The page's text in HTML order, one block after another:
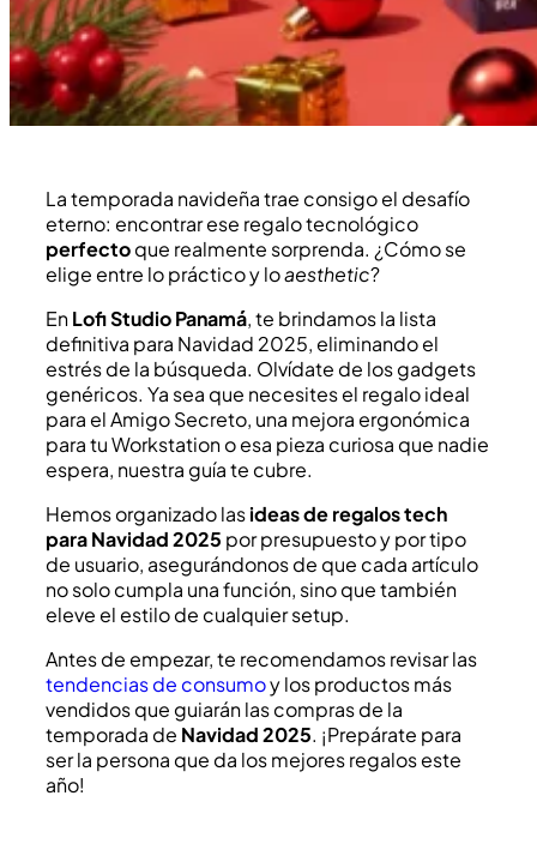
La temporada navideña trae consigo el desafío
eterno: encontrar ese regalo tecnológico
perfectoque realmente sorprenda. ¿Cómo se
elige entre lo práctico y loaesthetic?
EnLofi Studio Panamá, te brindamos la lista
definitiva para Navidad 2025, eliminando el
estrés de la búsqueda. Olvídate de los gadgets
genéricos. Ya sea que necesites el regalo ideal
para el Amigo Secreto, una mejora ergonómica
para tu Workstation o esa pieza curiosa que nadie
espera, nuestra guía te cubre.
Hemos organizado lasideas de regalos tech
para Navidad 2025 por presupuesto y por tipo
de usuario, asegurándonos de que cada artículo
no solo cumpla una función, sino que también
eleve el estilo de cualquier setup.
Antes de empezar, te recomendamos revisar las
tendencias de consumoy los productos más
vendidos que guiarán las compras de la
temporada de Navidad 2025. ¡Prepárate para
ser la persona que da los mejores regalos este
año!